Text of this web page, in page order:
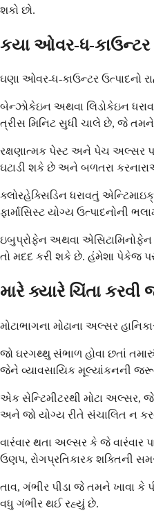
શકો છો.
કયા ઓવર-ધ-કાઉન્ટર
ઘણા ઓવર-ધ-કાઉન્ટર ઉત્પાદનો
બેન્ઝોકેઇન અથવા લિડોકેઇન
ત્રીસ મિનિટ સુધી ચાલે છે, જે
રક્ષણાત્મક પેસ્ટ અને પેચ અલ્સર
ઘટાડી શકે છે અને બળતરા
ક્લોરહેક્સિડિન ધરાવતું
ફાર્માસિસ્ટ યોગ્ય ઉત્પાદનોની
ઇબુપ્રોફેન અથવા એસિટામિનોફેન
તો મદદ કરી શકે છે. હંમેશા પેકેજ
મારે ક્યારે ચિંતા
મોટાભાગના મોઢાના અલ્સર
જો ઘરગથ્થુ સંભાળ હોવા છતાં
જેને વ્યાવસાયિક મૂલ્યાંકનની
એક સેન્ટિમીટરથી મોટા અલ્સર,
અને જો યોગ્ય રીતે સંચાલિત ન
વારંવાર થતા અલ્સર કે જે
ઉણપ, રોગપ્રતિકારક
તાવ, ગંભીર પીડા જે તમને ખાવા
વધુ ગંભીર થઈ રહ્યું છે.